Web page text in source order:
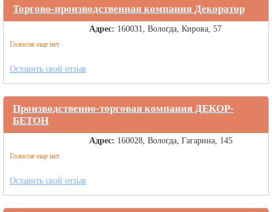
Торгово-производственная компания Декоратор
Голосов еще нет
Адрес: 160031, Вологда, Кирова, 57
Оставить свой отзыв
Производственно-торговая компания ДЕКОР-
БЕТОН
Голосов еще нет
Адрес: 160028, Вологда, Гагарина, 145
Оставить свой отзыв